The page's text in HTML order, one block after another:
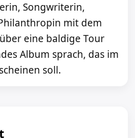
Songwriterin,
mit dem
eine baldige Tour
Album sprach, das im
soll.